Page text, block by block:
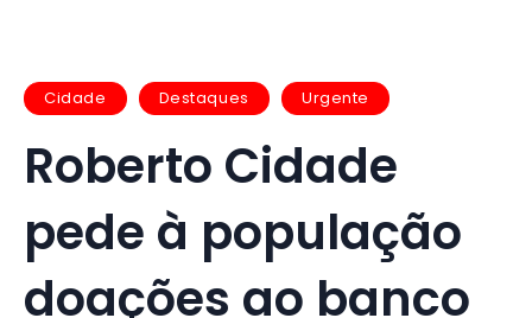
Cidade Destaques Urgente
Roberto Cidade
pede à população
doações ao banco